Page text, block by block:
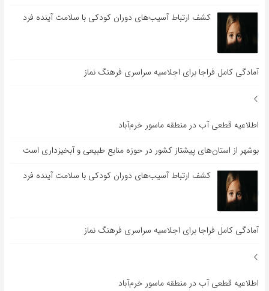
کشف ارتباط آسیب‌های دوران کودکی با سلامت آینده فرد
آمادگی کامل فراجا برای اجلاسیه سراسری فرهنگ نماز
اطلاعیه قطعی آب در منطقه ماسور خرم‌آباد
بوشهر از استان‌های پیشتاز کشور در حوزه منابع طبیعی و آبخیزداری است
کشف ارتباط آسیب‌های دوران کودکی با سلامت آینده فرد
آمادگی کامل فراجا برای اجلاسیه سراسری فرهنگ نماز
اطلاعیه قطعی آب در منطقه ماسور خرم‌آباد